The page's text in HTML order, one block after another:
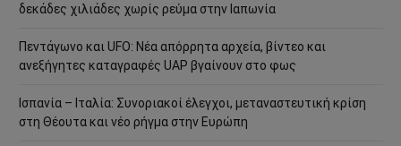
δεκάδες χιλιάδες χωρίς ρεύμα στην Ιαπωνία
Πεντάγωνο και UFO: Νέα απόρρητα αρχεία, βίντεο και
ανεξήγητες καταγραφές UAP βγαίνουν στο φως
Ισπανία – Ιταλία: Συνοριακοί έλεγχοι, μεταναστευτική κρίση
στη Θέουτα και νέο ρήγμα στην Ευρώπη